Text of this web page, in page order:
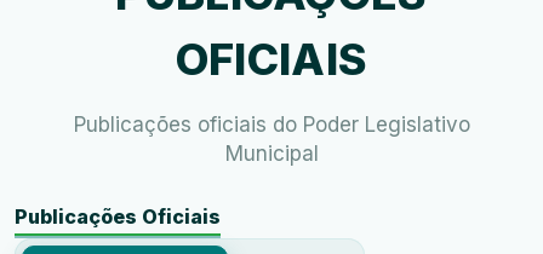
OFICIAIS
Publicações oficiais do Poder Legislativo
Municipal
Publicações Oficiais